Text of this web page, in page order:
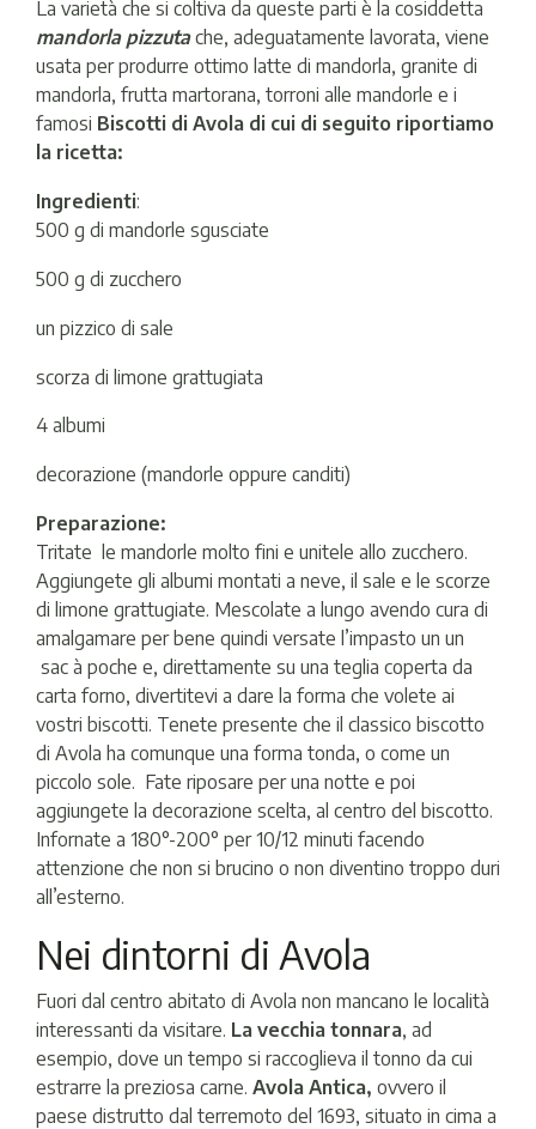
La varietà che si coltiva da queste parti è la cosiddetta
mandorla pizzutache, adeguatamente lavorata, viene
usata per produrre ottimo latte di mandorla, granite di
mandorla, frutta martorana, torroni alle mandorle e i
famosi Biscotti di Avola di cui di seguito riportiamo
la ricetta:
Ingredienti:
500 g di mandorle sgusciate
500 g di zucchero
un pizzico di sale
scorza di limone grattugiata
4 albumi
decorazione (mandorle oppure canditi)
Preparazione:
Tritate le mandorle molto fini e unitele allo zucchero.
Aggiungete gli albumi montati a neve, il sale e le scorze
di limone grattugiate. Mescolate a lungo avendo cura di
amalgamare per bene quindi versate l’impasto un un
sac à poche e, direttamente su una teglia coperta da
carta forno, divertitevi a dare la forma che volete ai
vostri biscotti. Tenete presente che il classico biscotto
di Avola ha comunque una forma tonda, o come un
piccolo sole. Fate riposare per una notte e poi
aggiungete la decorazione scelta, al centro del biscotto.
Infornate a 180°-200° per 10/12 minuti facendo
attenzione che non si brucino o non diventino troppo duri
all’esterno.
Nei dintorni di Avola
Fuori dal centro abitato di Avola non mancano le località
interessanti da visitare. La vecchia tonnara, ad
esempio, dove un tempo si raccoglieva il tonno da cui
estrarre la preziosa carne. Avola Antica, ovvero il
paese distrutto dal terremoto del 1693, situato in cima a